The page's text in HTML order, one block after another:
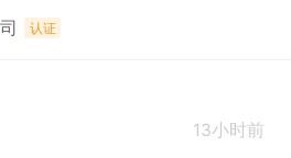
认证
13小时前